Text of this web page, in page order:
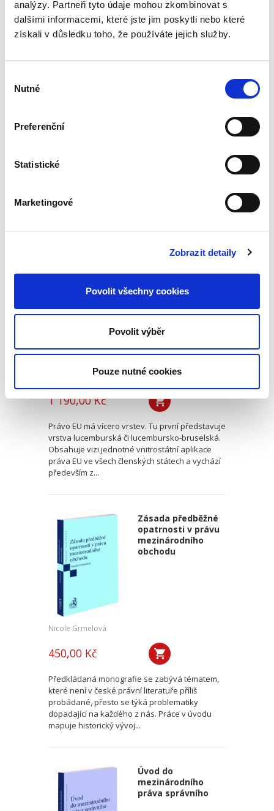
analýzy. Partneři tyto údaje mohou zkombinovat s
dalšími informacemi, které jste jim poskytli nebo které
získali v důsledku toho, že používáte jejich služby.
souhlasu
Nutné
Preferenční
Statistické
Marketingové
Zobrazit detaily
Povolit všechny cookies
Povolit výběr
Pouze nutné cookies
vyhýbání se
daňovým
Jiří Kappel
se daňovým povinnostem, se kterými se lze v
českém kontextu setkat. V této souvislosti jsou
aplikace práva
Evropské unie. 2.
vydání
2. VYDÁNÍ
Michal Bobek,Petr Bříza,Pavlína Hubková
1 190,00 Kč
Právo EU má vícero vrstev. Tu první představuje
vrstva lucemburská či lucembursko-bruselská.
Obsahuje vizi jednotné vnitrostátní aplikace
práva EU ve všech členských státech a vychází
především z...
Zásada předběžné
opatrnosti v právu
mezinárodního
obchodu
Nicole Grmelová
450,00 Kč
Předkládaná monografie se zabývá tématem,
které není v české právní literatuře příliš
probádané, přesto se týká problematiky
dopadající na každého z nás. Práce v úvodu
mapuje historický vývoj...
Úvod do
mezinárodního
práva správního